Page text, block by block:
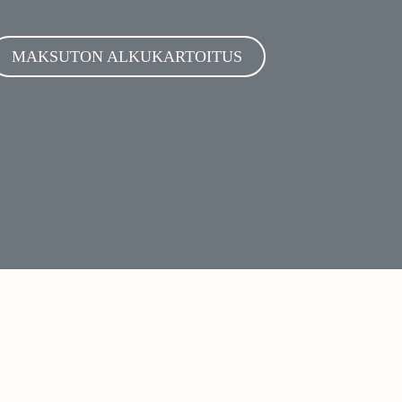
MAKSUTON ALKUKARTOITUS